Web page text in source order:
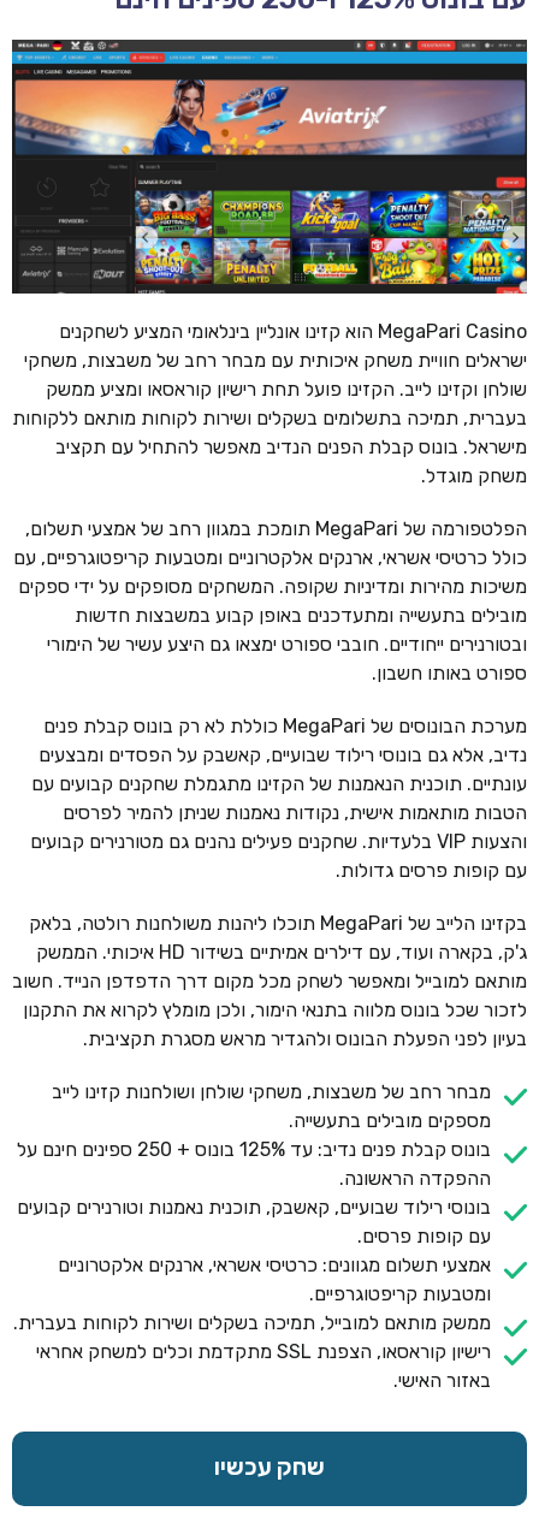
MegaPari Casino הוא קזינו אונליין בינלאומי המציע לשחקנים
ישראלים חוויית משחק איכותית עם מבחר רחב של משבצות, משחקי
שולחן וקזינו לייב. הקזינו פועל תחת רישיון קוראסאו ומציע ממשק
בעברית, תמיכה בתשלומים בשקלים ושירות לקוחות מותאם ללקוחות
מישראל. בונוס קבלת הפנים הנדיב מאפשר להתחיל עם תקציב
משחק מוגדל.
הפלטפורמה של MegaPari תומכת במגוון רחב של אמצעי תשלום,
כולל כרטיסי אשראי, ארנקים אלקטרוניים ומטבעות קריפטוגרפיים, עם
משיכות מהירות ומדיניות שקופה. המשחקים מסופקים על ידי ספקים
מובילים בתעשייה ומתעדכנים באופן קבוע במשבצות חדשות
ובטורנירים ייחודיים. חובבי ספורט ימצאו גם היצע עשיר של הימורי
ספורט באותו חשבון.
מערכת הבונוסים של MegaPari כוללת לא רק בונוס קבלת פנים
נדיב, אלא גם בונוסי רילוד שבועיים, קאשבק על הפסדים ומבצעים
עונתיים. תוכנית הנאמנות של הקזינו מתגמלת שחקנים קבועים עם
הטבות מותאמות אישית, נקודות נאמנות שניתן להמיר לפרסים
והצעות VIP בלעדיות. שחקנים פעילים נהנים גם מטורנירים קבועים
עם קופות פרסים גדולות.
בקזינו הלייב של MegaPari תוכלו ליהנות משולחנות רולטה, בלאק
ג'ק, בקארה ועוד, עם דילרים אמיתיים בשידור HD איכותי. הממשק
מותאם למובייל ומאפשר לשחק מכל מקום דרך הדפדפן הנייד. חשוב
לזכור שכל בונוס מלווה בתנאי הימור, ולכן מומלץ לקרוא את התקנון
בעיון לפני הפעלת הבונוס ולהגדיר מראש מסגרת תקציבית.
מבחר רחב של משבצות, משחקי שולחן ושולחנות קזינו לייב
מספקים מובילים בתעשייה.
בונוס קבלת פנים נדיב: עד 125% בונוס + 250 ספינים חינם על
ההפקדה הראשונה.
בונוסי רילוד שבועיים, קאשבק, תוכנית נאמנות וטורנירים קבועים
עם קופות פרסים.
אמצעי תשלום מגוונים: כרטיסי אשראי, ארנקים אלקטרוניים
ומטבעות קריפטוגרפיים.
ממשק מותאם למובייל, תמיכה בשקלים ושירות לקוחות בעברית.
רישיון קוראסאו, הצפנת SSL מתקדמת וכלים למשחק אחראי
באזור האישי.
שחק עכשיו